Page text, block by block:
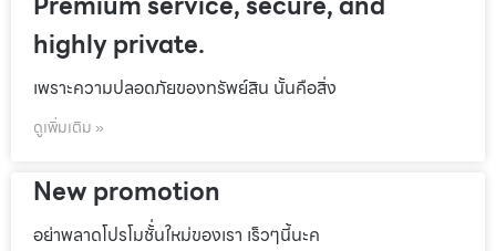
highly private.
เพราะความปลอดภัยของทรัพย์สิน นั้นคือสิ่ง
ดูเพิ่มเติม »
New promotion
อย่าพลาดโปรโมชั้่นใหม่ของเรา เร็วๆนี้นะค